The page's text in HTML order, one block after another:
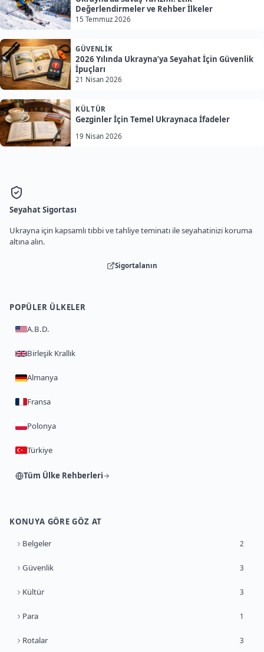
Değerlendirmeler ve Rehber İlkeler
15 Temmuz 2026
GÜVENLIK
2026 Yılında Ukrayna’ya Seyahat İçin Güvenlik
İpuçları
21 Nisan 2026
KÜLTÜR
Gezginler İçin Temel Ukraynaca İfadeler
19 Nisan 2026
Seyahat Sigortası
Ukrayna için kapsamlı tıbbi ve tahliye teminatı ile seyahatinizi koruma
altına alın.
Sigortalanın
POPÜLER ÜLKELER
A.B.D.
Birleşik Krallık
Almanya
Fransa
Polonya
Türkiye
Tüm Ülke Rehberleri
KONUYA GÖRE GÖZ AT
Belgeler 2
Güvenlik 3
Kültür 3
Para 1
Rotalar 3